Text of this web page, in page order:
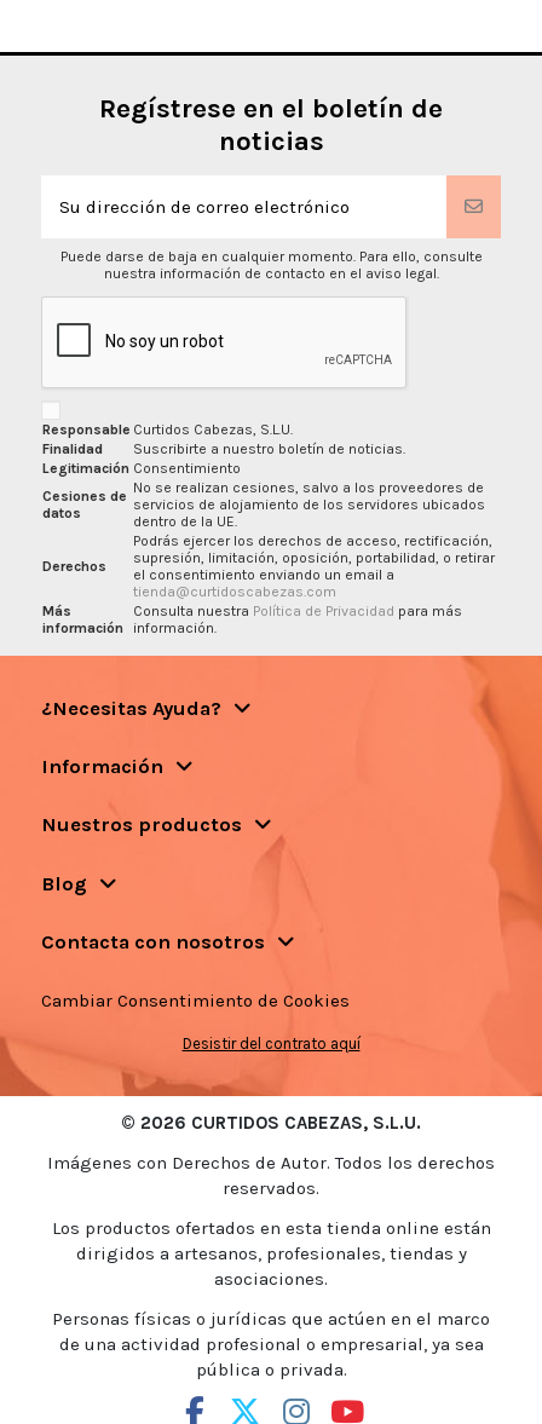
Regístrese en el boletín de
noticias
Puede darse de baja en cualquier momento. Para ello, consulte
nuestra información de contacto en el aviso legal.
Responsable Curtidos Cabezas, S.L.U.
Finalidad
Suscribirte a nuestro boletín de noticias.
Legitimación Consentimiento
Cesiones de
datos
No se realizan cesiones, salvo a los proveedores de
servicios de alojamiento de los servidores ubicados
dentro de la UE.
Derechos
Podrás ejercer los derechos de acceso, rectificación,
supresión, limitación, oposición, portabilidad, o retirar
el consentimiento enviando un email a
tienda@curtidoscabezas.com
Más
información
Consulta nuestra Política de Privacidad para más
información.
¿Necesitas Ayuda?
Información
Nuestros productos
Blog
Contacta con nosotros
Cambiar Consentimiento de Cookies
Desistir del contrato aquí
© 2026 CURTIDOS CABEZAS, S.L.U.
Imágenes con Derechos de Autor. Todos los derechos
reservados.
Los productos ofertados en esta tienda online están
dirigidos a artesanos, profesionales, tiendas y
asociaciones.
Personas físicas o jurídicas que actúen en el marco
de una actividad profesional o empresarial, ya sea
pública o privada.